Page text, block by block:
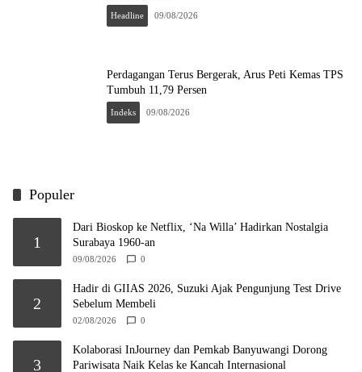
Headline 09/08/2026
Perdagangan Terus Bergerak, Arus Peti Kemas TPS
Tumbuh 11,79 Persen
Indeks 09/08/2026
Populer
1
Dari Bioskop ke Netflix, ‘Na Willa’ Hadirkan Nostalgia
Surabaya 1960-an
09/08/2026 0
2
Hadir di GIIAS 2026, Suzuki Ajak Pengunjung Test Drive
Sebelum Membeli
02/08/2026 0
3
Kolaborasi InJourney dan Pemkab Banyuwangi Dorong
Pariwisata Naik Kelas ke Kancah Internasional